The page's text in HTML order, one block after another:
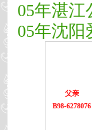
05年湛江
05年沈阳
父亲
B98-6278076